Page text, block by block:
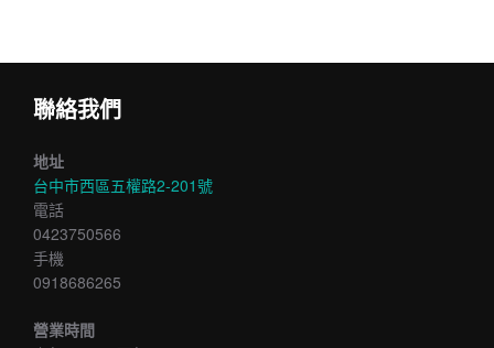
聯絡我們
地址
台中市西區五權路2-201號
電話
0423750566
手機
0918686265
營業時間